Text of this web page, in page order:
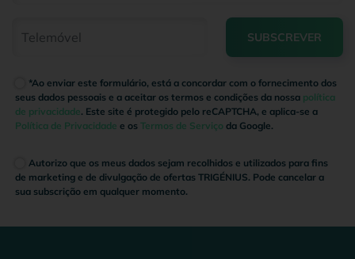
SUBSCREVER
*Ao enviar este formulário, está a concordar com o fornecimento dos
seus dados pessoais e a aceitar os termos e condições da nossa política
de privacidade. Este site é protegido pelo reCAPTCHA, e aplica-se a
Política de Privacidade e os Termos de Serviço da Google.
Autorizo que os meus dados sejam recolhidos e utilizados para fins
de marketing e de divulgação de ofertas TRIGÉNIUS. Pode cancelar a
sua subscrição em qualquer momento.